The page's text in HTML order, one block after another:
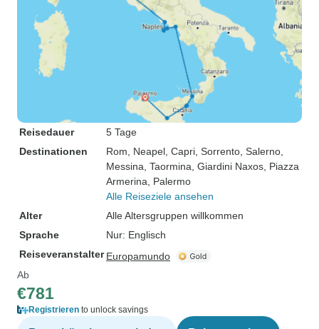
Reisedauer
5 Tage
Destinationen
Rom , Neapel , Capri , Sorrento , Salerno
Messina , Taormina , Giardini Naxos , Piazza
Armerina , Palermo
Alle Reiseziele ansehen
Alter
Alle Altersgruppen willkommen
Sprache
Nur: Englisch
Reiseveranstalter Europamundo
Ab
€781
Registrieren to unlock savings